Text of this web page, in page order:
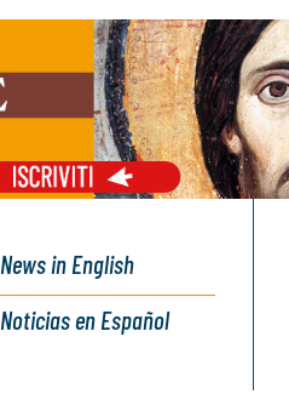
Newsin English
Noticiasen Español